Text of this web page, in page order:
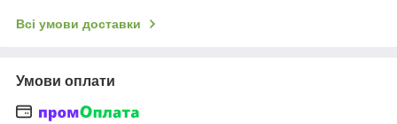
Всі умови доставки
Умови оплати